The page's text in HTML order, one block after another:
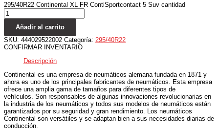
295/40R22 Continental XL FR ContiSportcontact 5 Suv cantidad
Añadir al carrito
SKU: 444029522002 Categoría: 295/40R22
CONFIRMAR INVENTARIO
Descripción
Continental es una empresa de neumáticos alemana fundada en 1871 y
ahora es uno de los principales fabricantes de neumáticos. Esta empresa
ofrece una amplia gama de tamaños para diferentes tipos de
vehículos. Son responsables de algunas innovaciones revolucionarias en
la industria de los neumáticos y todos sus modelos de neumáticos están
garantizados por su seguridad y gran rendimiento. Los neumáticos
Continental son versátiles y se adaptan bien a sus necesidades diarias de
conducción.